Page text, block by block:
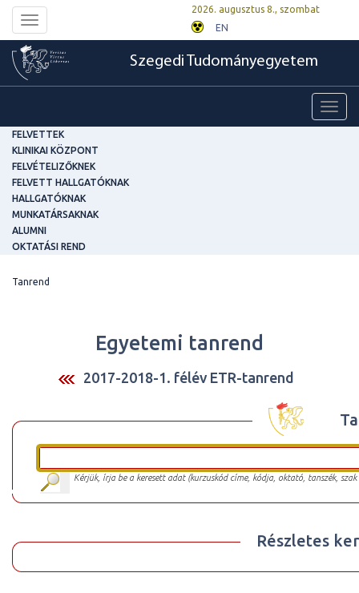
Toggle
navigation
2026. augusztus 8., szombat
EN
Szegedi Tudományegyetem
FELVETTEK
KLINIKAI KÖZPONT
FELVÉTELIZŐKNEK
FELVETT HALLGATÓKNAK
HALLGATÓKNAK
MUNKATÁRSAKNAK
ALUMNI
OKTATÁSI REND
Tanrend
Egyetemi tanrend
2017-2018-1. félév ETR-tanrend
Kérjük, írja be a keresett adat (kurzuskód címe, kódja, oktató, tanszék,
Részletes